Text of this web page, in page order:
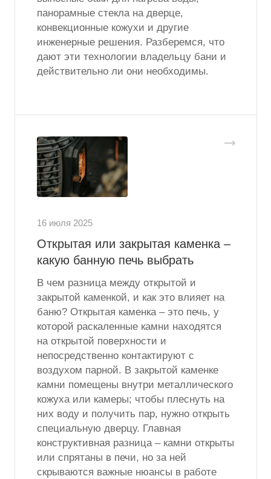
панорамные стекла на дверце,
конвекционные кожухи и другие
инженерные решения. Разберемся, что
дают эти технологии владельцу бани и
действительно ли они необходимы.
16 июля 2025
Открытая или закрытая каменка –
какую банную печь выбрать
В чем разница между открытой и
закрытой каменкой, и как это влияет на
баню? Открытая каменка – это печь, у
которой раскаленные камни находятся
на открытой поверхности и
непосредственно контактируют с
воздухом парной. В закрытой каменке
камни помещены внутри металлического
кожуха или камеры; чтобы плеснуть на
них воду и получить пар, нужно открыть
специальную дверцу. Главная
конструктивная разница – камни открыты
или спрятаны в печи, но за ней
скрываются важные нюансы в работе